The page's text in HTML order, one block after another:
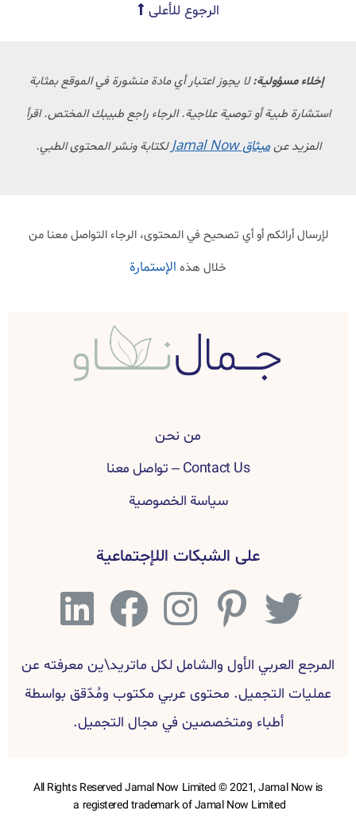
الرجوع للأعلى
إخلاء مسؤولية:لا يجوز اعتبار أي مادة منشورة في الموقع بمثابة
استشارة طبية أو توصية علاجية. الرجاء راجع طبيبك المختص. اقرأ
المزيد عنميثاق Jamal Now لكتابة ونشر المحتوى الطبي.
لإرسال أرائكم أو أي تصحيح في المحتوى، الرجاء التواصل معنا من
خلال هذه الإستمارة
من نحن
Contact Us – تواصل معنا
سياسة الخصوصية
على الشبكات اللإجتماعية
المرجع العربي الأول والشامل لكل ماتريد\ين معرفته عن
عمليات التجميل. محتوى عربي مكتوب ومُدّقق بواسطة
أطباء ومتخصصين في مجال التجميل.
All Rights Reserved Jamal Now Limited © 2021, Jamal Now is
a registered trademark of Jamal Now Limited ​